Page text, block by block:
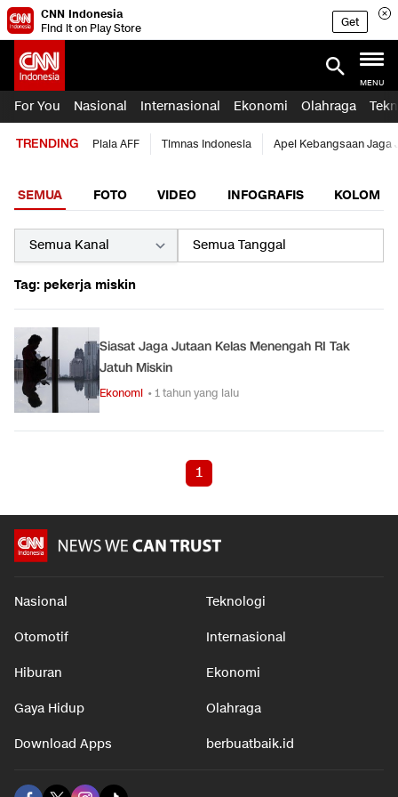
CNN Indonesia
Find it on Play Store
Get
MENU
For You Nasional Internasional Ekonomi Olahraga
TRENDING Piala AFF Timnas Indonesia Apel Kebangsaan Jaga
SEMUA FOTO VIDEO INFOGRAFIS KOLOM
Tag: pekerja miskin
Siasat Jaga Jutaan Kelas Menengah RI Tak
Jatuh Miskin
Ekonomi • 1 tahun yang lalu
1
Nasional Teknologi
Otomotif Internasional
Hiburan Ekonomi
Gaya Hidup Olahraga
Download Apps berbuatbaik.id